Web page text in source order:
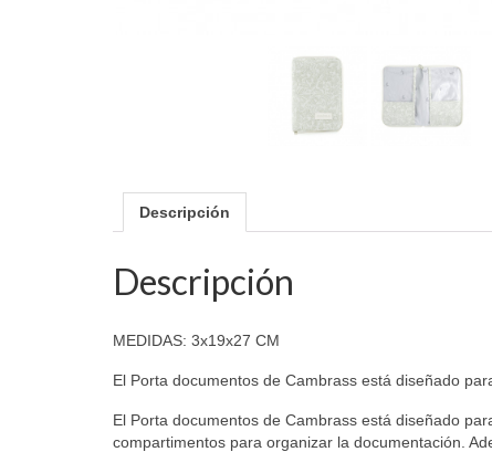
Descripción
Descripción
MEDIDAS: 3x19x27 CM
El Porta documentos de Cambrass está diseñado
El Porta documentos de Cambrass está diseñado
compartimentos para organizar la documentación.